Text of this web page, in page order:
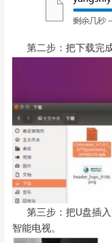
第二步：把下载完成
第三步：把U盘插入
智能电视。